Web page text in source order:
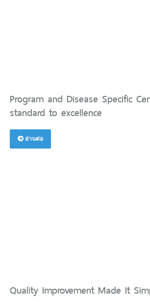
Program and Disease Specific
standard to excellence
อ่านต่อ
Quality Improvement Made It